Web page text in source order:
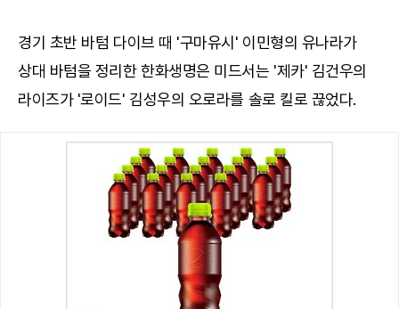
경기 초반 바텀 다이브 때 '구마유시' 이민형의 유나라가
상대 바텀을 정리한 한화생명은 미드서는 '제카' 김건우의
라이즈가 '로이드' 김성우의 오로라를 솔로 킬로 끊었다.